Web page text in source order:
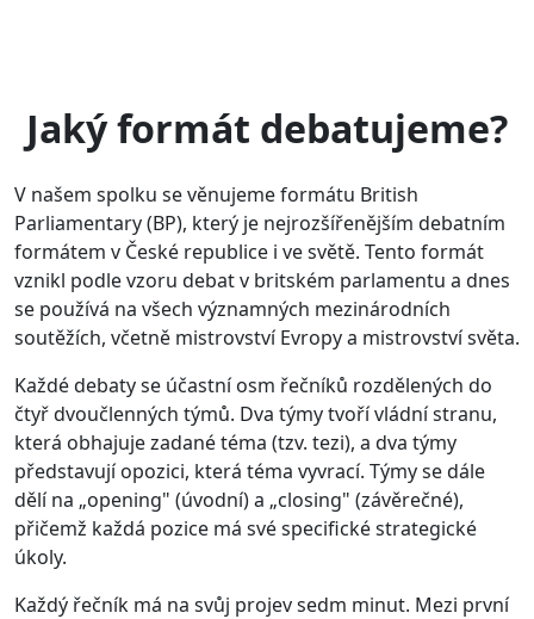
Jaký formát debatujeme?
V našem spolku se věnujeme formátu British
Parliamentary (BP), který je nejrozšířenějším debatním
formátem v České republice i ve světě. Tento formát
vznikl podle vzoru debat v britském parlamentu a dnes
se používá na všech významných mezinárodních
soutěžích, včetně mistrovství Evropy a mistrovství světa.
Každé debaty se účastní osm řečníků rozdělených do
čtyř dvoučlenných týmů. Dva týmy tvoří vládní stranu,
která obhajuje zadané téma (tzv. tezi), a dva týmy
představují opozici, která téma vyvrací. Týmy se dále
dělí na „opening" (úvodní) a „closing" (závěrečné),
přičemž každá pozice má své specifické strategické
úkoly.
Každý řečník má na svůj projev sedm minut. Mezi první